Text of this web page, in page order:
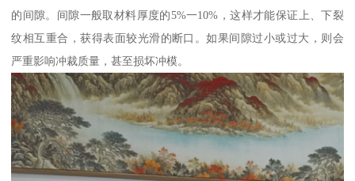
的间隙。间隙一般取材料厚度的5%一10%，这样才能保证上、下裂
纹相互重合，获得表面较光滑的断口。如果间隙过小或过大，则会
严重影响冲裁质量，甚至损坏冲模。